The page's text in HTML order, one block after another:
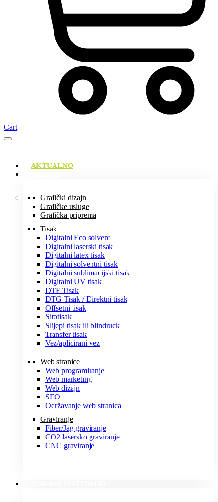
Cart
AKTUALNO
Grafički dizajn
Grafičke usluge
Grafička priprema
Tisak
Digitalni Eco solvent
Digitalni laserski tisak
Digitalni latex tisak
Digitalni solventni tisak
Digitalni sublimacijski tisak
Digitalni UV tisak
DTF Tisak
DTG Tisak / Direktni tisak
Offsetni tisak
Sitotisak
Slijepi tisak ili blindruck
Transfer tisak
Vez/aplicirani vez
Web stranice
Web programiranje
Web marketing
Web dizajn
SEO
Održavanje web stranica
Graviranje
Fiber/Jag graviranje
CO2 lasersko graviranje
CNC graviranje